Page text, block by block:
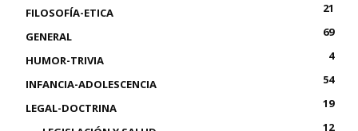
FILOSOFÍA-ETICA
21
GENERAL
69
HUMOR-TRIVIA
4
INFANCIA-ADOLESCENCIA
54
LEGAL-DOCTRINA
19
12